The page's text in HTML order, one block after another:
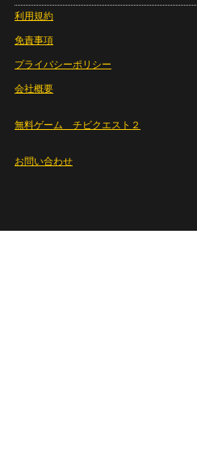
利用規約
免責事項
プライバシーポリシー
会社概要
無料ゲーム チビクエスト２
お問い合わせ